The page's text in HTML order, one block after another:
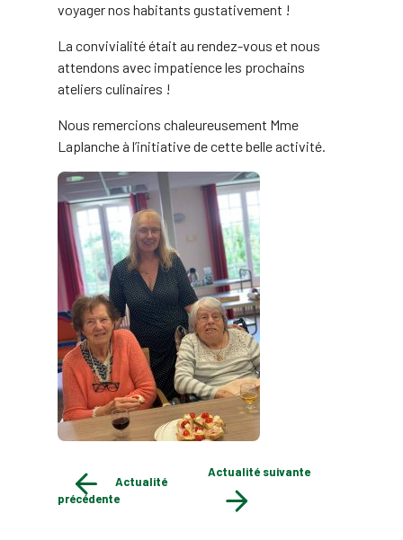
voyager nos habitants gustativement !
La convivialité était au rendez-vous et nous
attendons avec impatience les prochains
ateliers culinaires !
Nous remercions chaleureusement Mme
Laplanche à l’initiative de cette belle activité.
Actualité
précédente
Actualité suivante